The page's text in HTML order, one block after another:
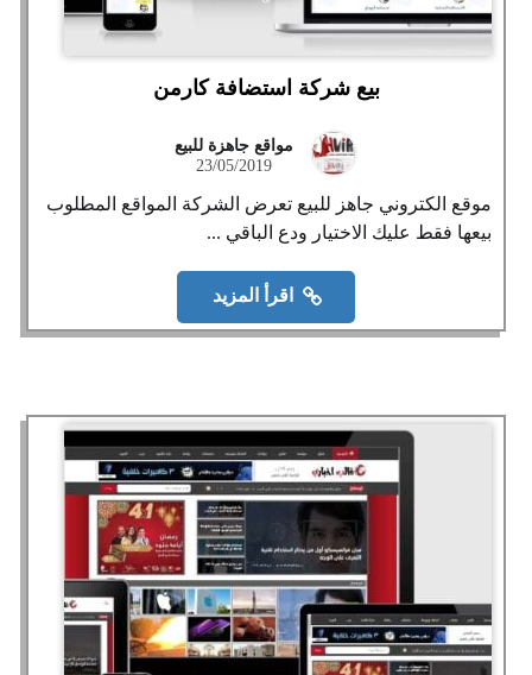
بيع شركة استضافة كارمن
مواقع جاهزة للبيع
23/05/2019
موقع الكتروني جاهز للبيع تعرض الشركة المواقع المطلوب
بيعها فقط عليك الاختيار ودع الباقي ...
اقرأ المزيد